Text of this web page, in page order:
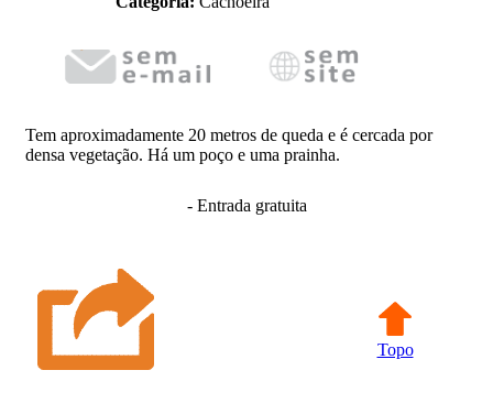
Tem aproximadamente 20 metros de queda e é cercada por
densa vegetação. Há um poço e uma prainha.
- Entrada gratuita
Topo